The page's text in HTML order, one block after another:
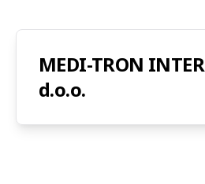
MEDI-TRON
d.o.o.